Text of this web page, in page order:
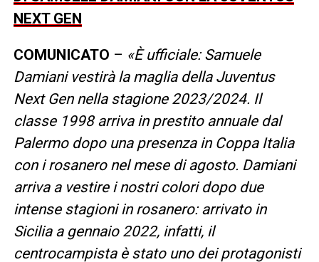
NEXT GEN
COMUNICATO – «È ufficiale: Samuele
Damiani vestirà la maglia della Juventus
Next Gen nella stagione 2023/2024. Il
classe 1998 arriva in prestito annuale dal
Palermo dopo una presenza in Coppa Italia
con i rosanero nel mese di agosto. Damiani
arriva a vestire i nostri colori dopo due
intense stagioni in rosanero: arrivato in
Sicilia a gennaio 2022, infatti, il
centrocampista è stato uno dei protagonisti